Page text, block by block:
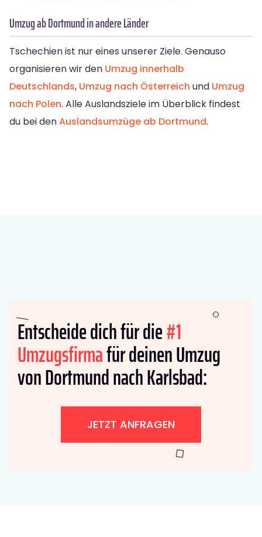
Umzug ab Dortmund in andere Länder
Tschechien ist nur eines unserer Ziele. Genauso
organisieren wir den Umzug innerhalb
Deutschlands, Umzug nach Österreich und Umzug
nach Polen. Alle Auslandsziele im Überblick findest
du bei denAuslandsumzüge ab Dortmund.
Entscheide dich für die#1
Umzugsfirmafür deinen Umzug
von Dortmund nach Karlsbad:
JETZT ANFRAGEN